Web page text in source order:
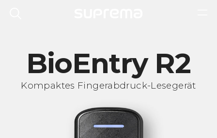
BioEntry R2
Kompaktes Fingerabdruck-Lesegerät